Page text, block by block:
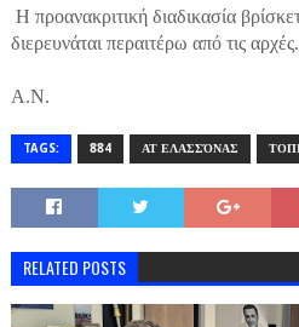
Η προανακριτική διαδικασία
διερευνάται περαιτέρω από τις αρχές.
Α.Ν.
TAGS: 884 ΑΤ ΕΛΑΣΣΌΝΑΣ
RELATED POSTS